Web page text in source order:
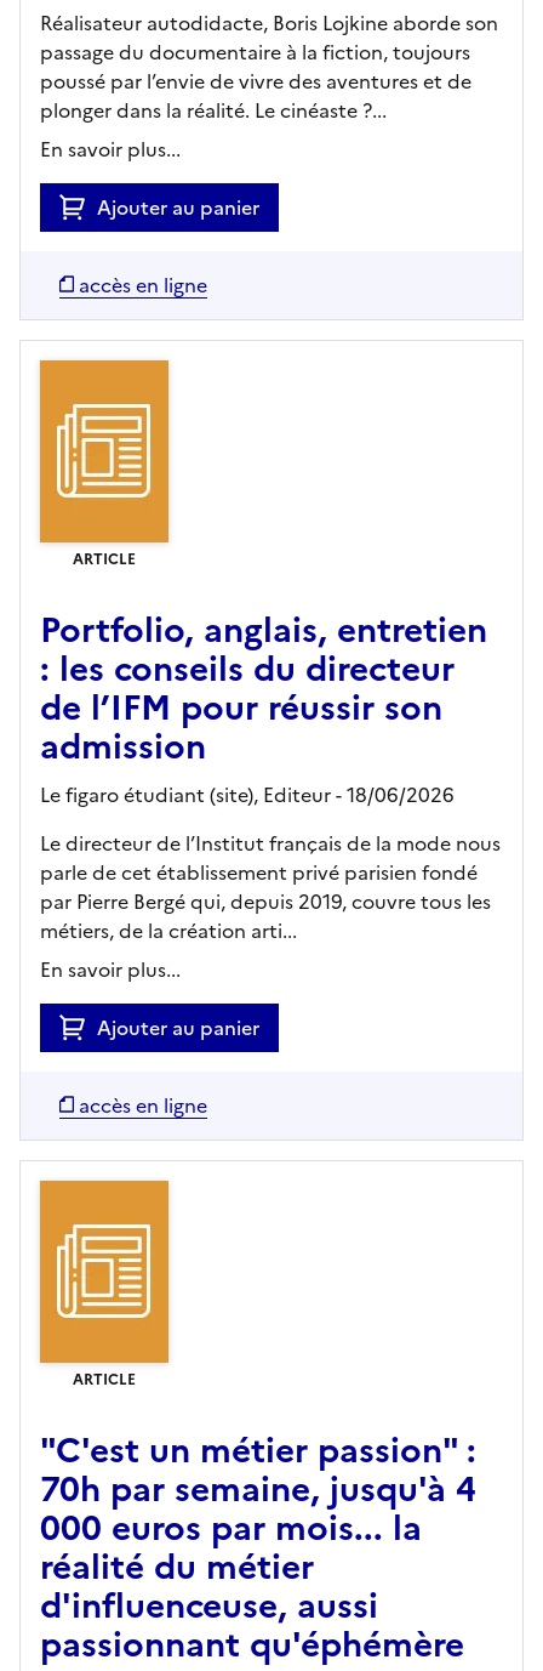
Réalisateur autodidacte, Boris Lojkine aborde son
passage du documentaire à la fiction, toujours
poussé par l’envie de vivre des aventures et de
plonger dans la réalité. Le cinéaste ?...
En savoir plus...
Ajouter au panier
accès en ligne
ARTICLE
Portfolio, anglais, entretien
: les conseils du directeur
de l’IFM pour réussir son
admission
Le figaro étudiant (site), Editeur- 18/06/2026
Le directeur de l’Institut français de la mode nous
parle de cet établissement privé parisien fondé
par Pierre Bergé qui, depuis 2019, couvre tous les
métiers, de la création arti...
En savoir plus...
Ajouter au panier
accès en ligne
ARTICLE
"C'est un métier passion" :
70h par semaine, jusqu'à 4
000 euros par mois... la
réalité du métier
d'influenceuse, aussi
passionnant qu'éphémère